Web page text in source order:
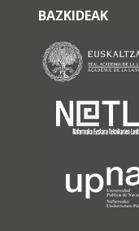
BAZKIDEAK